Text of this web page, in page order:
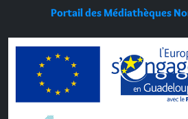
Portail des Médiathèques